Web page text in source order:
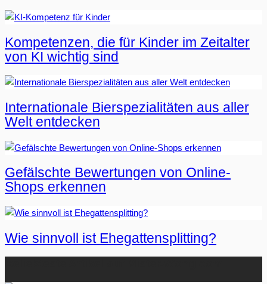
Kompetenzen, die für Kinder im Zeitalter
von KI wichtig sind
Internationale Bierspezialitäten aus aller
Welt entdecken
Gefälschte Bewertungen von Online-
Shops erkennen
Wie sinnvoll ist Ehegattensplitting?